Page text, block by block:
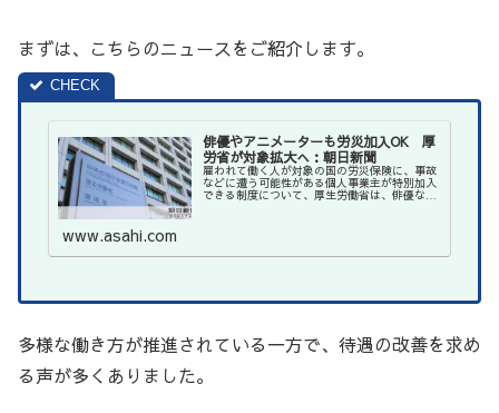
まずは、こちらのニュースをご紹介します。
俳優やアニメーターも労災加入OK 厚
労省が対象拡大へ：朝日新聞
雇われて働く人が対象の国の労災保険に、事故
などに遭う可能性がある個人事業主が特別加入
できる制度について、厚生労働省は、俳優など
www.asahi.com
多様な働き方が推進されている一方で、待遇の改善を求め
る声が多くありました。